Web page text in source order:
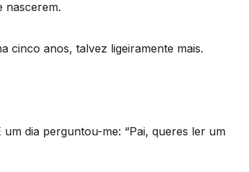
nascerem.
cinco anos, talvez ligeiramente mais.
dia perguntou-me: “Pai, queres ler um